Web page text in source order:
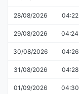
28/08/2026 04:22
29/08/2026 04:24
30/08/2026 04:26
31/08/2026 04:28
01/09/2026 04:30